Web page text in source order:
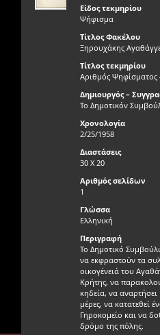
Είδος τεκμηρίου
Ψήφισμα
Τίτλος Φακέλου
Ξηρουχάκης
Τίτλος τεκμηρίου
Αριθμός Ψηφίσματος
Δημιουργός –
Το Δημοτικόν
Χρονολογία
2/25/1958
Διαστάσεις
30 Χ 20
Αριθμός σελίδων
1
Γλώσσα
Ελληνική
Περιγραφή
Το Δημοτικό
να εκφραστούν τα
οικογένειά του
Κρήτης, να
κηδεία, να
μέρες, να κατατεθεί
Γηροκομείο και να
δρόμο της πόλης.